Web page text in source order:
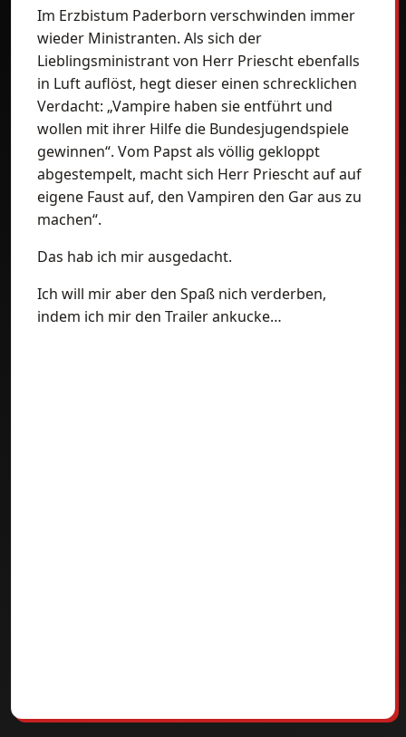
Im Erzbistum Paderborn verschwinden immer
wieder Ministranten. Als sich der
Lieblingsministrant von Herr Priescht ebenfalls
in Luft auflöst, hegt dieser einen schrecklichen
Verdacht: „Vampire haben sie entführt und
wollen mit ihrer Hilfe die Bundesjugendspiele
gewinnen“. Vom Papst als völlig gekloppt
abgestempelt, macht sich Herr Priescht auf auf
eigene Faust auf, den Vampiren den Gar aus zu
machen“.
Das hab ich mir ausgedacht.
Ich will mir aber den Spaß nich verderben,
indem ich mir den Trailer ankucke…